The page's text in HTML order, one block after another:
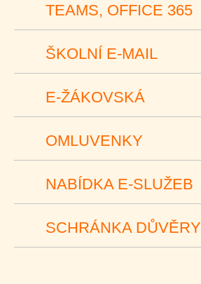
TEAMS, OFFICE 365
ŠKOLNÍ E-MAIL
E-ŽÁKOVSKÁ
OMLUVENKY
NABÍDKA E-SLUŽEB
SCHRÁNKA DŮVĚRY